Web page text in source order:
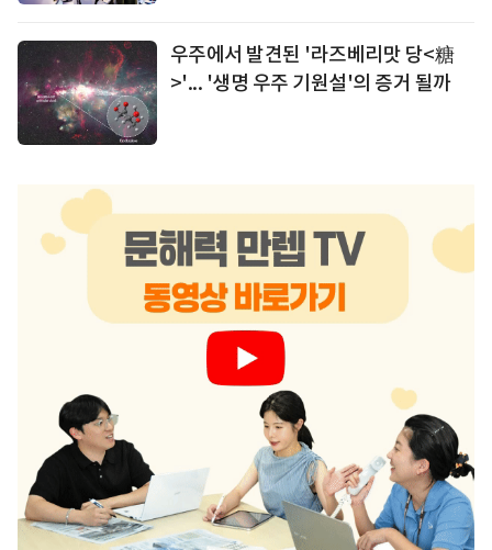
우주에서 발견된 '라즈베리맛 당<糖
>'... '생명 우주 기원설'의 증거 될까